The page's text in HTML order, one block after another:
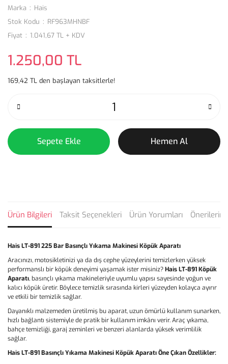
Marka
Hais
Stok Kodu
RF963MHNBF
Fiyat
1.041,67 TL + KDV
1.250,00 TL
169,42 TL den başlayan taksitlerle!
Sepete Ekle Hemen Al
Ürün Bilgileri Taksit Seçenekleri Ürün Yorumları
Hais LT-891 225 Bar Basınçlı Yıkama Makinesi Köpük Aparatı
Aracınızı, motosikletinizi ya da dış cephe yüzeylerini temizlerken yüksek
performanslı bir köpük deneyimi yaşamak ister misiniz?Hais LT-891 Köpük
Aparatı, basınçlı yıkama makineleriyle uyumlu yapısı sayesinde yoğun ve
kalıcı köpük üretir. Böylece temizlik sırasında kirleri yüzeyden kolayca ayırır
ve etkili bir temizlik sağlar.
Dayanıklı malzemeden üretilmiş bu aparat, uzun ömürlü kullanım sunarken,
hızlı bağlantı sistemiyle de pratik bir kullanım imkânı verir. Araç yıkama,
bahçe temizliği, garaj zeminleri ve benzeri alanlarda yüksek verimlilik
sağlar.
Hais LT-891 Basınçlı Yıkama Makinesi Köpük Aparatı Öne Çıkan Özellikler: